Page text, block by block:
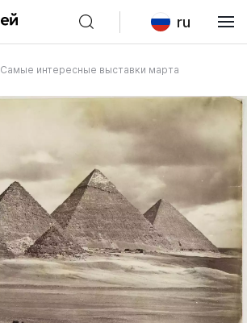
ru
Самые интересные выставки марта